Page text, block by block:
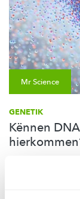
Mr Science
GENETIK
Kënnen